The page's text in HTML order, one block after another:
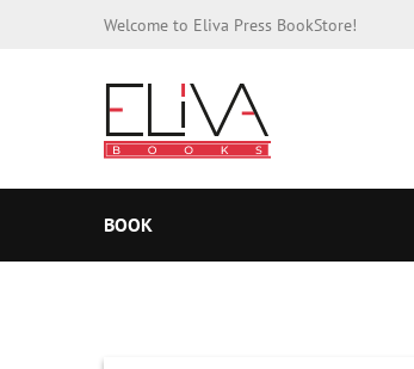
Welcome to Eliva Press BookStore!
BOOK